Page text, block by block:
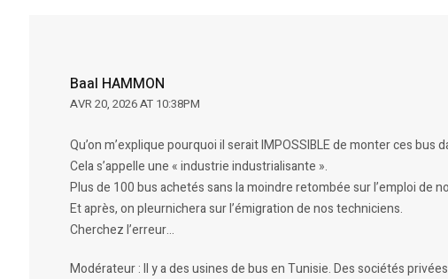
Baal HAMMON
AVR 20, 2026 AT 10:38PM
Qu’on m’explique pourquoi il serait IMPOSSIBLE de monter ces bus
Cela s’appelle une « industrie industrialisante ».
Plus de 100 bus achetés sans la moindre retombée sur l’emploi de
Et après, on pleurnichera sur l’émigration de nos techniciens.
Cherchez l’erreur…
Modérateur : Il y a des usines de bus en Tunisie. Des sociétés